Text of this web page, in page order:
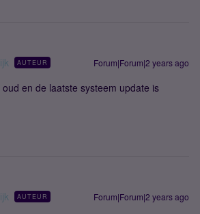
AUTEUR Forum|Forum|2 years ago
en de laatste systeem update is
AUTEUR Forum|Forum|2 years ago